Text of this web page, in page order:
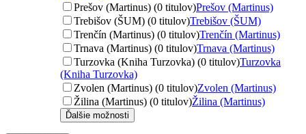
Prešov (Martinus) (0 titulov)Prešov (Martinus)
Trebišov (ŠUM) (0 titulov)Trebišov (ŠUM)
Trenčín (Martinus) (0 titulov)Trenčín (Martinus)
Trnava (Martinus) (0 titulov)Trnava (Martinus)
Turzovka (Kniha Turzovka) (0 titulov)Turzovka
(Kniha Turzovka)
Zvolen (Martinus) (0 titulov)Zvolen (Martinus)
Žilina (Martinus) (0 titulov)Žilina (Martinus)
Ďalšie možnosti